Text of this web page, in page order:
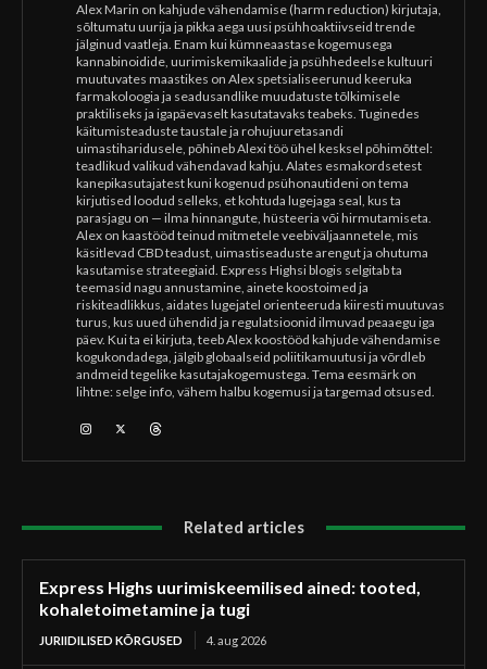
Alex Marin on kahjude vähendamise (harm reduction) kirjutaja,
sõltumatu uurija ja pikka aega uusi psühhoaktiivseid trende
jälginud vaatleja. Enam kui kümneaastase kogemusega
kannabinoidide, uurimiskemikaalide ja psühhedeelse kultuuri
muutuvates maastikes on Alex spetsialiseerunud keeruka
farmakoloogia ja seadusandlike muudatuste tõlkimisele
praktiliseks ja igapäevaselt kasutatavaks teabeks. Tuginedes
käitumisteaduste taustale ja rohujuuretasandi
uimastiharidusele, põhineb Alexi töö ühel kesksel põhimõttel:
teadlikud valikud vähendavad kahju. Alates esmakordsetest
kanepikasutajatest kuni kogenud psühonautideni on tema
kirjutised loodud selleks, et kohtuda lugejaga seal, kus ta
parasjagu on — ilma hinnangute, hüsteeria või hirmutamiseta.
Alex on kaastööd teinud mitmetele veebiväljaannetele, mis
käsitlevad CBD teadust, uimastiseaduste arengut ja ohutuma
kasutamise strateegiaid. Express Highsi blogis selgitab ta
teemasid nagu annustamine, ainete koostoimed ja
riskiteadlikkus, aidates lugejatel orienteeruda kiiresti muutuvas
turus, kus uued ühendid ja regulatsioonid ilmuvad peaaegu iga
päev. Kui ta ei kirjuta, teeb Alex koostööd kahjude vähendamise
kogukondadega, jälgib globaalseid poliitikamuutusi ja võrdleb
andmeid tegelike kasutajakogemustega. Tema eesmärk on
lihtne: selge info, vähem halbu kogemusi ja targemad otsused.
Related articles
Express Highs uurimiskeemilised ained: tooted,
kohaletoimetamine ja tugi
JURIIDILISED KÕRGUSED 4. aug 2026